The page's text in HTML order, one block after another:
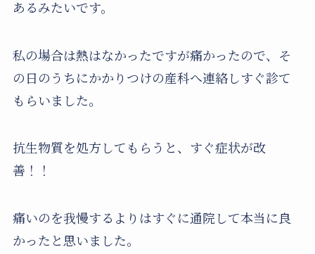
あるみたいです。
私の場合は熱はなかったですが痛かったので、そ
の日のうちにかかりつけの産科へ連絡しすぐ診て
もらいました。
抗生物質を処方してもらうと、すぐ症状が改
善！！
痛いのを我慢するよりはすぐに通院して本当に良
かったと思いました。